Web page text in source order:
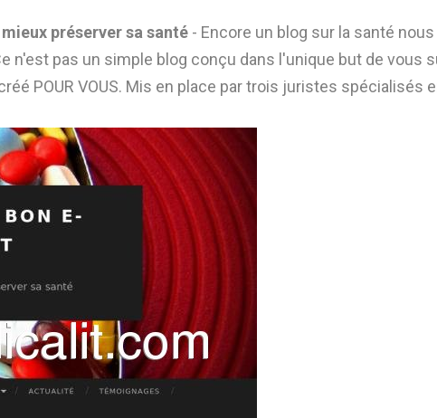
préserver sa santé - Encore un blog sur la santé
n'est pas un simple blog conçu dans l'unique but de vous
POUR VOUS. Mis en place par trois juristes spécialisés